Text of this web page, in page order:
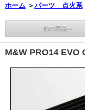
ホーム ＞パーツ 点火系
前の商品へ
M&W PRO14 EVO